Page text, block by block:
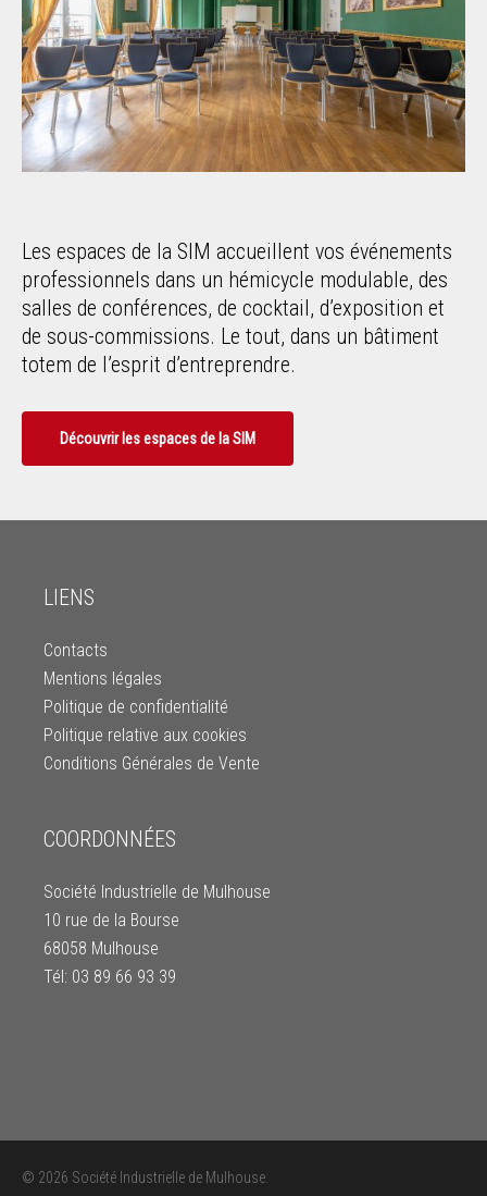
Les espaces de la SIM accueillent vos événements
professionnels dans un hémicycle modulable, des
salles de conférences, de cocktail, d’exposition et
de sous-commissions. Le tout, dans un bâtiment
totem de l’esprit d’entreprendre.
Découvrir les espaces de la SIM
LIENS
Contacts
Mentions légales
Politique de confidentialité
Politique relative aux cookies
Conditions Générales de Vente
COORDONNÉES
Société Industrielle de Mulhouse
10 rue de la Bourse
68058 Mulhouse
Tél: 03 89 66 93 39
© 2026 Société Industrielle de Mulhouse.